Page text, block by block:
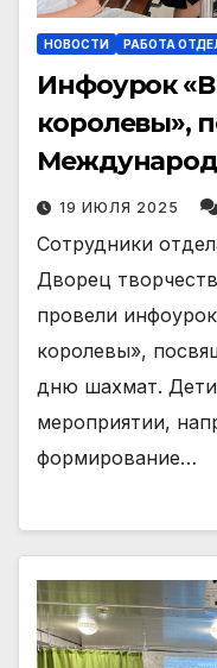
НОВОСТИ РАБОТА
Инфоурок
королевы»,
19 ИЮЛЯ 2025
Сотрудники
Дворец
провели
королевы»,
дню шахмат. Дети
мероприятии,
формирование…